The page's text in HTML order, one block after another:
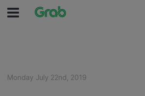
Monday July 22nd, 2019